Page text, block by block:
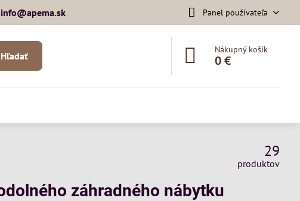
info​@apema​.sk Panel používateľa
Hľadať
Nákupný košík
0 €
29
produktov
záhradného nábytku